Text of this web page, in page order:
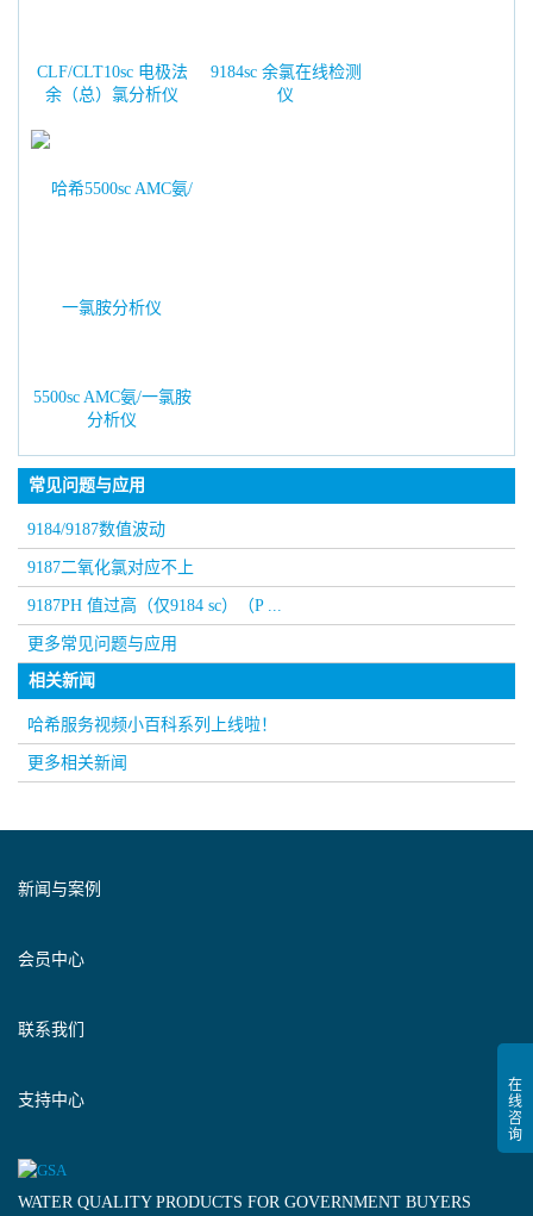
CLF/CLT10sc 电极法
余（总）氯分析仪
9184sc 余氯在线检测
仪
5500sc AMC氨/一氯胺
分析仪
常见问题与应用
9184/9187数值波动
9187二氧化氯对应不上
9187PH 值过高（仅9184 sc）（P ...
更多常见问题与应用
相关新闻
哈希服务视频小百科系列上线啦！
更多相关新闻
新闻与案例
会员中心
联系我们
支持中心
WATER QUALITY PRODUCTS FOR GOVERNMENT BUYERS